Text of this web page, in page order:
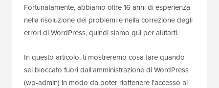
Fortunatamente, abbiamo oltre 16 anni di esperienza
nella risoluzione dei problemi e nella correzione degli
errori di WordPress, quindi siamo qui per aiutarti.
In questo articolo, ti mostreremo cosa fare quando
sei bloccato fuori dall'amministrazione di WordPress
(wp-admin) in modo da poter riottenere l'accesso al